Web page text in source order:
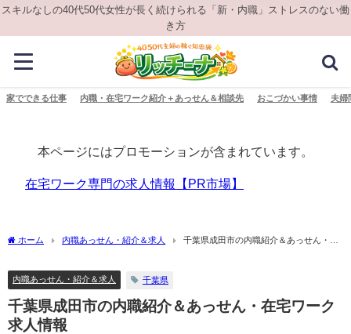
スキルなしの40代50代女性が長く続けられる「新・内職」ストレスのない働
き方
家でできる仕事 内職・在宅ワーク紹介＋あっせん＆相談先 おこづかい事情 夫婦
本ページにはプロモーションが含まれています。
在宅ワーク専門の求人情報【PR市場】
ホーム 内職あっせん・紹介＆求人
千葉県成田市の内職紹介＆あっせん・在
内職あっせん・紹介＆求人 千葉県
千葉県成田市の内職紹介＆あっせん・在宅ワーク
求人情報